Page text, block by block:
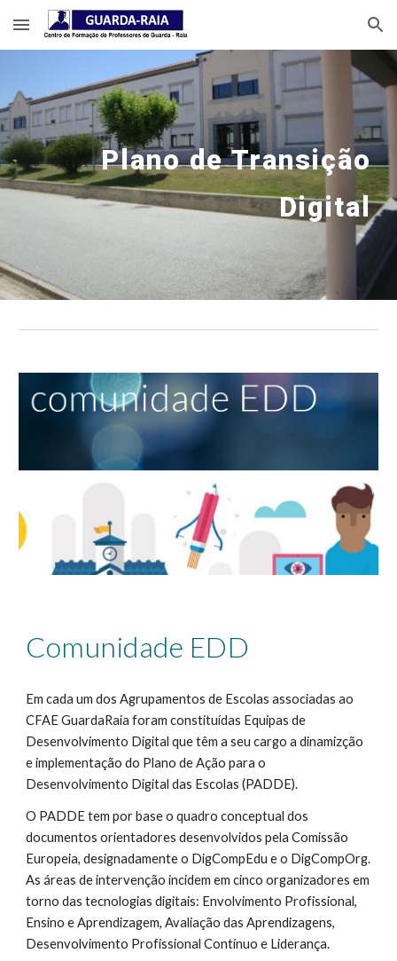
Skip to main content Skip to navigation
Plano de Transição
Digital
Comunidade EDD
Em cada um dos Agrupamentos de Escolas associadas ao
CFAE GuardaRaia foram constituídas Equipas de
Desenvolvimento Digital que têm a seu cargo a dinamizção
e implementação do Plano de Ação para o
Desenvolvimento Digital das Escolas (PADDE).
O PADDE tem por base o quadro conceptual dos
documentos orientadores desenvolvidos pela Comissão
Europeia, designadamente o DigCompEdu e o DigCompOrg.
As áreas de intervenção incidem em cinco organizadores em
torno das tecnologias digitais: Envolvimento Profissional,
Ensino e Aprendizagem, Avaliação das Aprendizagens,
Desenvolvimento Profissional Contínuo e Liderança.